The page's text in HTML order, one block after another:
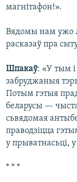
магнітафон!».
Вядомы нам ужо
расказаў пра
Шпакаў: «У тым
забруджаныя
Потым гэтыя
беларусы —
сьвядомая
праводзіцца
у прыватнасьці,
* * *